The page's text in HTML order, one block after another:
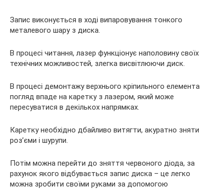
Запис виконується в ході випаровування тонкого
металевого шару з диска.
В процесі читання, лазер функціонує наполовину своїх
технічних можливостей, злегка висвітлюючи диск.
В процесі демонтажу верхнього кріпильного елемента
погляд впаде на каретку з лазером, який може
пересуватися в декількох напрямках.
Каретку необхідно дбайливо витягти, акуратно зняти
роз’єми і шурупи.
Потім можна перейти до зняття червоного діода, за
рахунок якого відбувається запис диска – це легко
можна зробити своїми руками за допомогою